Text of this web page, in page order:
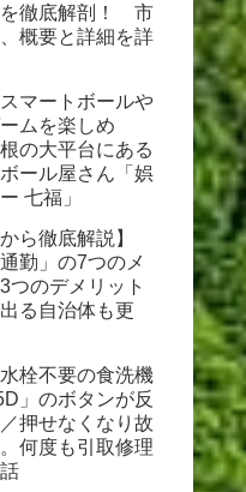
を徹底解剖！ 市
概要と詳細を詳
マートボールや
ムを楽しめ
の大平台にある
ール屋さん「娯
七福」
ら徹底解説】
通勤」の7つのメ
つのデメリット
出る自治体も更
栓不要の食洗機
」のボタンが反
押せなくなり故
何度も引取修理